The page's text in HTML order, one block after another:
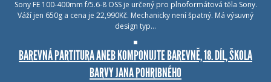
Sony FE 100-400mm f/5.6-8 OSS je určený pro plnoformátová těla Sony.
Váží jen 650g a cena je 22,990Kč. Mechanicky není špatný. Má výsuvný
design typ…
BAREVNÁ PARTITURA ANEB KOMPONUJTE BAREVNĚ, 18. DÍL, ŠKOLA
BARVY JANA POHRIBNÉHO